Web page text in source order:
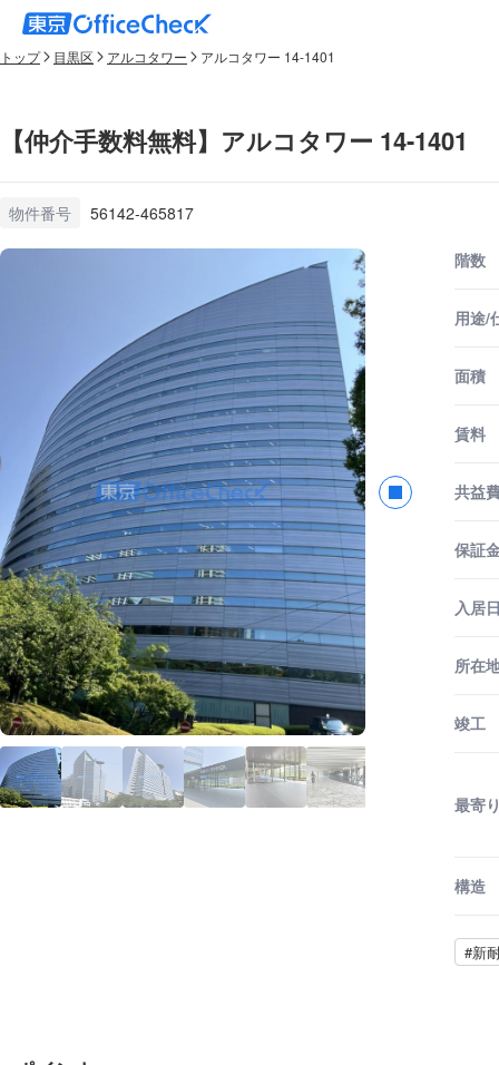
トップ 目黒区 アルコタワー アルコタワー 14-1401
【仲介手数料無料】アルコタワー 14-1401
物件番号 56142-465817
階数
用途/
面積
賃料
共益
保証
入居
所在
竣工
最寄
構造
#新